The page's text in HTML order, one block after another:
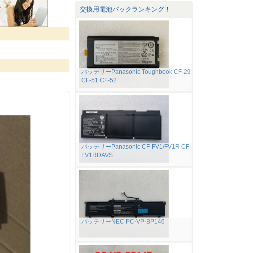
交換用電池パックランキング！
バッテリーPanasonic Toughbook CF-29
CF-51 CF-52
バッテリーPanasonic CF-FV1/FV1R CF-
FV1RDAVS
バッテリーNEC PC-VP-BP146